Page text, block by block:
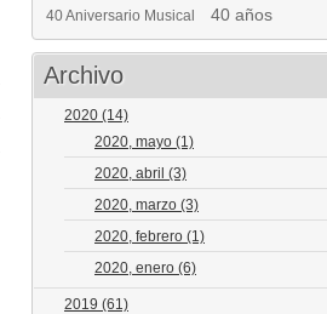
40 Aniversario Musical
40 años
Archivo
2020 (14)
2020, mayo (1)
2020, abril (3)
2020, marzo (3)
2020, febrero (1)
2020, enero (6)
2019 (61)